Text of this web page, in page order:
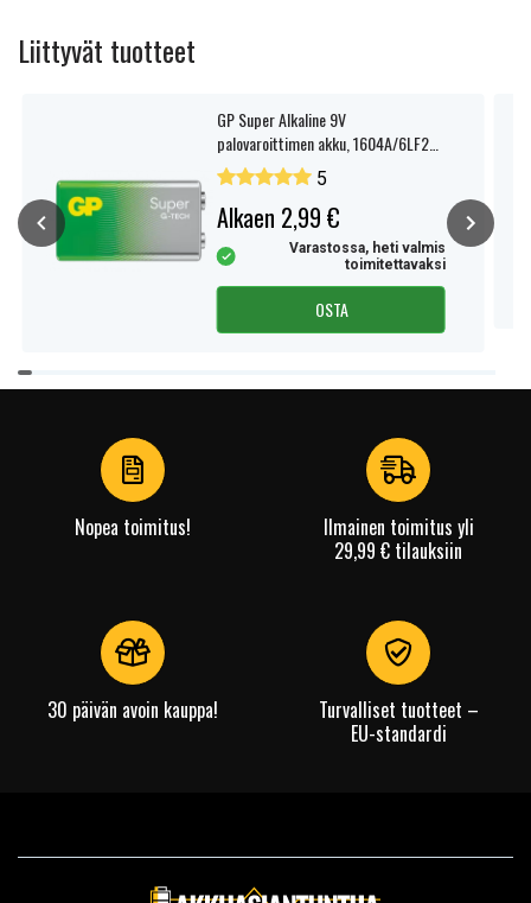
Liittyvät tuotteet
GP Super Alkaline 9V
palovaroittimen akku, 1604A/6LF22,
1 kpl
5
Alkaen 2,99 €
Varastossa, heti valmis
toimitettavaksi
OSTA
Item
1
Nopea toimitus!
Ilmainen toimitus yli
29,99 € tilauksiin
30 päivän avoin kauppa!
Turvalliset tuotteet –
EU-standardi